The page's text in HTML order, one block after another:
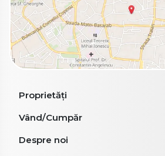
Proprietăți
Vând/Cumpăr
Despre noi